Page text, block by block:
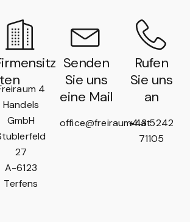
4
Handels
GmbH
27
A-6123
Terfens
Senden
Sie uns
eine Mail
office@freiraum4.at
Rufen
Sie uns
an
+43 5242
71105